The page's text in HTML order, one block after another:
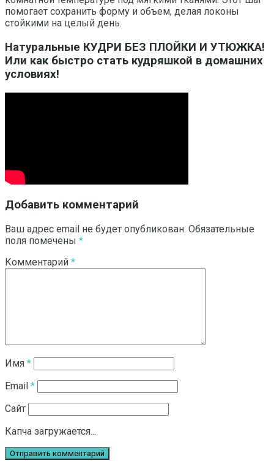
помогает сохранить форму и объем, делая локоны
стойкими на целый день.
Натуральные КУДРИ БЕЗ ПЛОЙКИ И УТЮЖКА!
Или как быстро стать кудряшкой в домашних
условиях!
Добавить комментарий
Ваш адрес email не будет опубликован. Обязательные
поля помечены *
Комментарий *
Имя *
Email *
Сайт
Капча загружается...